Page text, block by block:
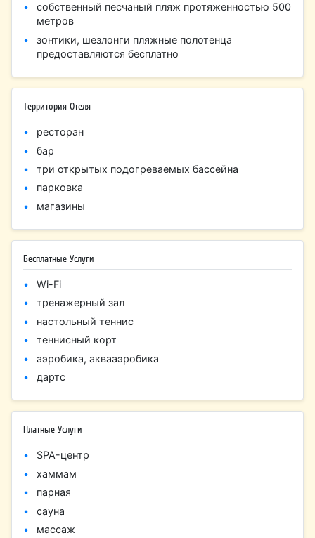
собственный песчаный пляж протяженностью 500
метров
зонтики, шезлонги пляжные полотенца
предоставляются бесплатно
Территория Отеля
ресторан
бар
три открытых подогреваемых бассейна
парковка
магазины
Бесплатные Услуги
Wi-Fi
тренажерный зал
настольный теннис
теннисный корт
аэробика, аквааэробика
дартс
Платные Услуги
SPA-центр
хаммам
парная
сауна
массаж